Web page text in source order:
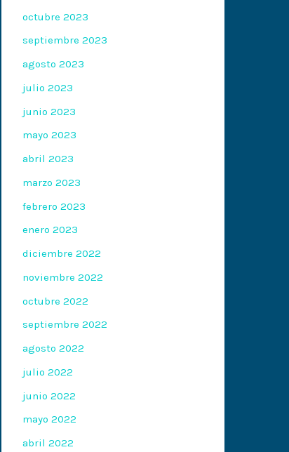
octubre 2023
septiembre 2023
agosto 2023
julio 2023
junio 2023
mayo 2023
abril 2023
marzo 2023
febrero 2023
enero 2023
diciembre 2022
noviembre 2022
octubre 2022
septiembre 2022
agosto 2022
julio 2022
junio 2022
mayo 2022
abril 2022